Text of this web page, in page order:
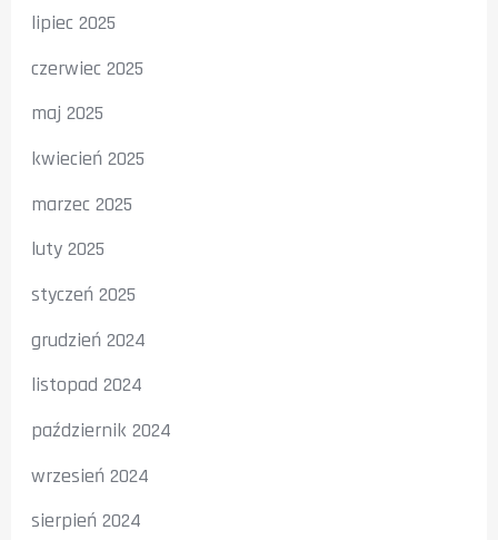
lipiec 2025
czerwiec 2025
maj 2025
kwiecień 2025
marzec 2025
luty 2025
styczeń 2025
grudzień 2024
listopad 2024
październik 2024
wrzesień 2024
sierpień 2024